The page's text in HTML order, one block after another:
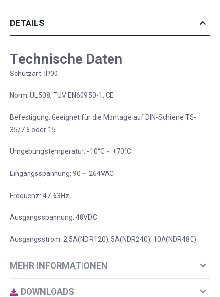
DETAILS
Technische Daten
Schutzart: IP00
Norm: UL508, TUV EN60950-1, CE
Befestigung: Geeignet für die Montage auf DIN-Schiene TS-
35/7.5 oder 15
Umgebungstemperatur: -10°C ~ +70°C
Eingangsspannung: 90 ~ 264VAC
Frequenz: 47-63Hz
Ausgangsspannung: 48VDC
Ausgangsstrom: 2,5A(NDR120); 5A(NDR240); 10A(NDR480)
MEHR INFORMATIONEN
DOWNLOADS